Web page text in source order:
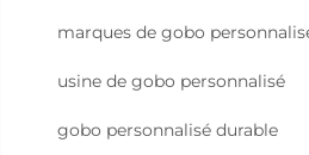
marques de gobo
usine de gobo personnalisé
gobo personnalisé durable